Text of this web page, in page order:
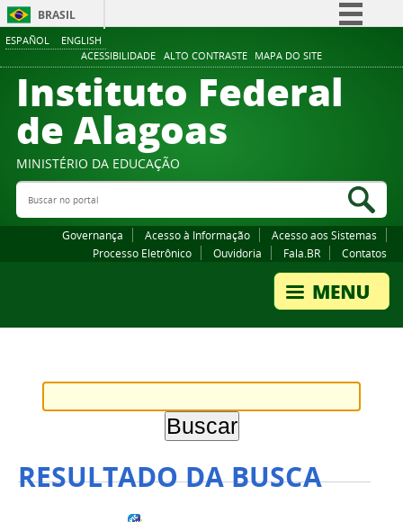
ESPAÑOL ENGLISH
ACESSIBILIDADE ALTO CONTRASTE MAPA DO SITE
BRASIL
Comunica BR
Participe
Canais
Instituto Federal
de Alagoas
MINISTÉRIO DA EDUCAÇÃO
Buscar no portal
Governança Acesso à Informação
Acesso aos Sistemas
Processo Eletrônico
Ouvidoria Fala.BR Contatos
RESULTADO DA BUSCA